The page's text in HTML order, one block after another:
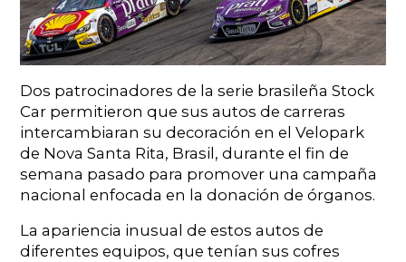
Dos patrocinadores de la serie brasileña Stock
Car permitieron que sus autos de carreras
intercambiaran su decoración en el Velopark
de Nova Santa Rita, Brasil, durante el fin de
semana pasado para promover una campaña
nacional enfocada en la donación de órganos.
La apariencia inusual de estos autos de
diferentes equipos, que tenían sus cofres